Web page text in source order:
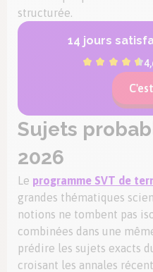
structurée.
14 jours
Sujets
2026
Le programme SVT de
grandes thématiques
notions ne tombent pas
combinées dans une
prédire les sujets exacts
croisant les annales